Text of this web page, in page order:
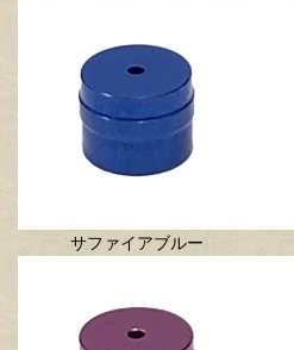
サファイアブルー